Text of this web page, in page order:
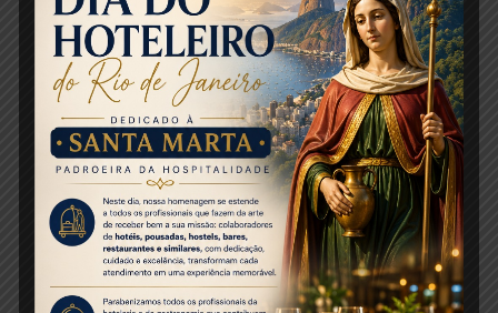
personagens favoritos e compartilhem momentos
únicos com suas famílias.”
Além da atração, o parque oferecerá o Sunset no
Parque com DJs ao vivo no Jardim dos Discos, de
quinta a domingo, das 14h30 às 18h.
Créditos: Brasil Turis
Foto de capa: Divulgação
Share this entry